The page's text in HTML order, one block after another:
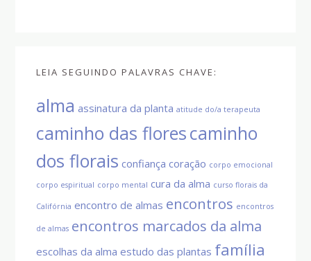
LEIA SEGUINDO PALAVRAS CHAVE:
alma assinatura da planta atitude do/a terapeuta
caminho das florescaminho
dos florais confiança coração corpo emocional
corpo espiritual corpo mental cura da alma curso florais da
Califórnia encontro de almas encontros encontros
de almas encontros marcados da alma
escolhas da alma estudo das plantas família